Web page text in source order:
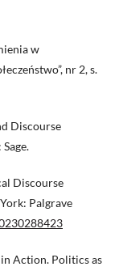
w
nr 2, s.
Discourse
Discourse
Palgrave
Action. Politics as